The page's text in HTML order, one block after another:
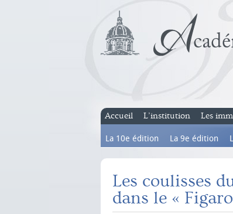
Accueil L’institution Les
La 10e édition La 9e édition
Les coulisses
dans le «